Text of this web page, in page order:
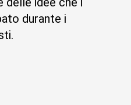
durante i